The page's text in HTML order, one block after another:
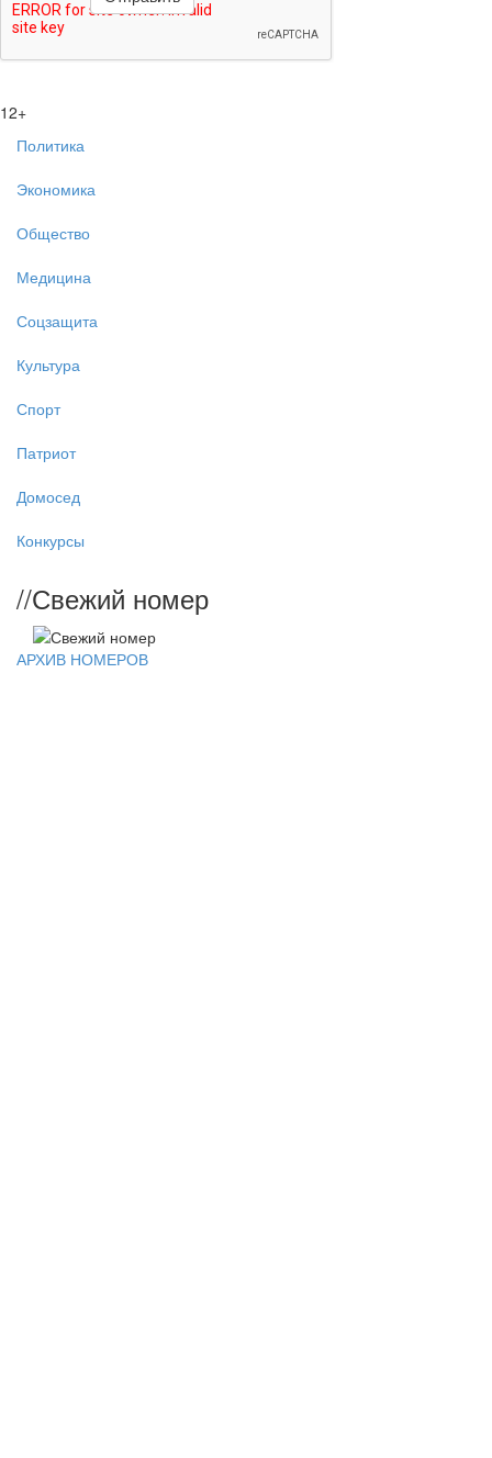
12+
Политика
Экономика
Общество
Медицина
Соцзащита
Культура
Спорт
Патриот
Домосед
Конкурсы
//Свежий номер
АРХИВ НОМЕРОВ